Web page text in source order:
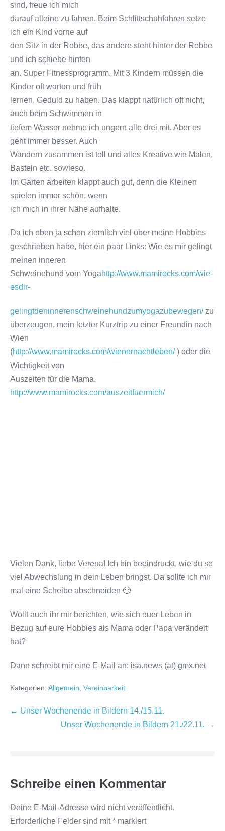
sind, freue ich mich
darauf alleine zu fahren. Beim Schlittschuhfahren setze
ich ein Kind vorne auf
den Sitz in der Robbe, das andere steht hinter der Robbe
und ich schiebe hinten
an. Super Fitnessprogramm. Mit 3 Kindern müssen die
Kinder oft warten und früh
lernen, Geduld zu haben. Das klappt natürlich oft nicht,
auch beim Schwimmen in
tiefem Wasser nehme ich ungern alle drei mit. Aber es
geht immer besser. Auch
Wandern zusammen ist toll und alles Kreative wie Malen,
Basteln etc. sowieso.
Im Garten arbeiten klappt auch gut, denn die Kleinen
spielen immer schön, wenn
ich mich in ihrer Nähe aufhalte.
Da ich oben ja schon ziemlich viel über meine Hobbies
geschrieben habe, hier ein paar Links: Wie es mir gelingt
meinen inneren
Schweinehund vom Yogahttp://www.mamirocks.com/wie­
es­dir-
gelingt­den­inneren­schweinehund­zum­yoga­zu­bewegen/zu
überzeugen, mein letzter Kurztrip zu einer Freundin nach
Wien
(http://www.mamirocks.com/wiener­nachtleben/) oder die
Wichtigkeit von
Auszeiten für die Mama.
http://www.mamirocks.com/auszeit­fuer­mich/
Vielen Dank, liebe Verena! Ich bin beeindruckt, wie du so
viel Abwechslung in dein Leben bringst. Da sollte ich mir
mal eine Scheibe abschneiden 🙂
Wollt auch ihr mir berichten, wie sich euer Leben in
Bezug auf eure Hobbies als Mama oder Papa verändert
hat?
Dann schreibt mir eine E-Mail an: isa.news (at) gmx.net
Kategorien: Allgemein Vereinbarkeit
Beitragsnavigation
← Unser Wochenende in Bildern 14./15.11.
Unser Wochenende in Bildern 21./22.11. →
Schreibe einen Kommentar
Deine E-Mail-Adresse wird nicht veröffentlicht.
Erforderliche Felder sind mit* markiert